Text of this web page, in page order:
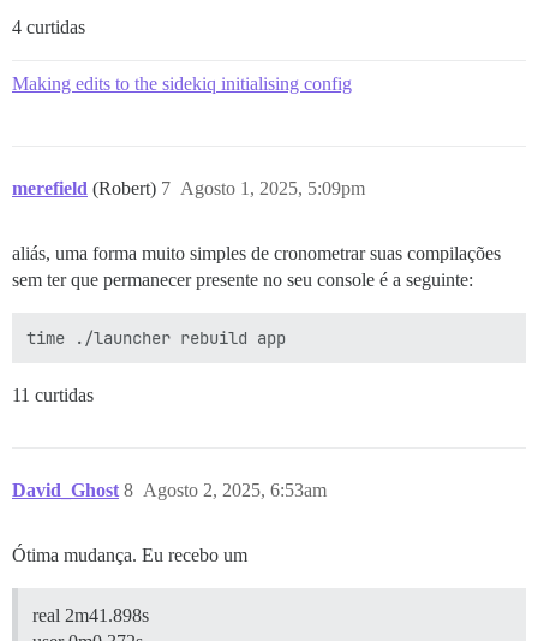
4 curtidas
Making edits to the sidekiq initialising config
merefield (Robert) Agosto 1, 2025, 5:09pm
7
aliás, uma forma muito simples de cronometrar suas compilações
sem ter que permanecer presente no seu console é a seguinte:
11 curtidas
David_Ghost Agosto 2, 2025, 6:53am
8
Ótima mudança. Eu recebo um
real 2m41.898s